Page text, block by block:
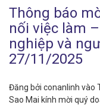
Thông báo
nối việc làm
nghiệp và
27/11/2025
Đăng bởi conanlinh vào
Sao Mai kính mời quý